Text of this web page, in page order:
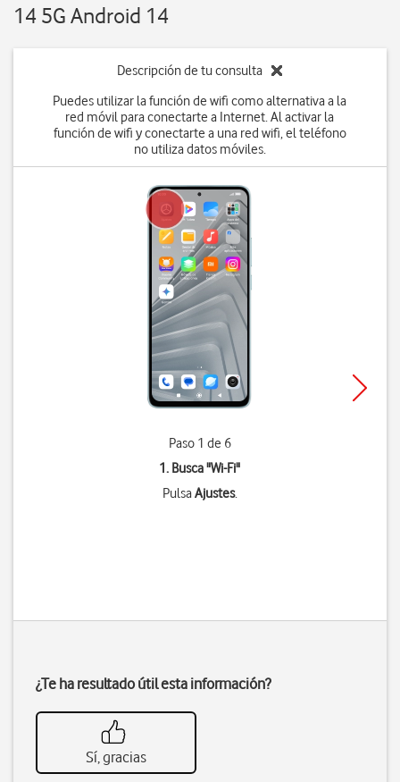
14 5G Android 14
Descripción de tu consulta
Puedes utilizar la función de wifi como alternativa a la
red móvil para conectarte a Internet. Al activar la
función de wifi y conectarte a una red wifi, el teléfono
no utiliza datos móviles.
Paso 1 de 6
1. Busca "Wi-Fi"
PulsaAjustes.
¿Te ha resultado útil esta información?
Sí, gracias